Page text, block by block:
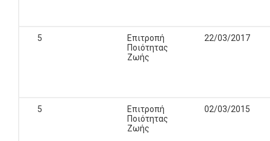
5
Επιτροπή
Ποιότητας
Ζωής
22/03/2017
5
Επιτροπή
Ποιότητας
Ζωής
02/03/2015